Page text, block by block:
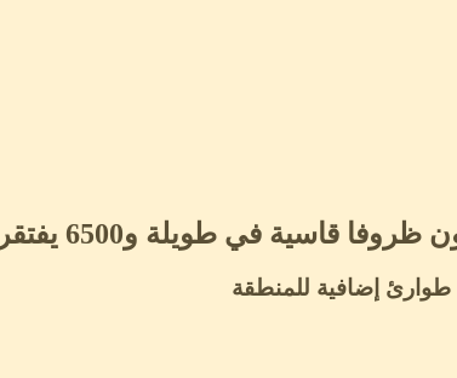
يفتقرون إلى المأوى الامدادات الاساسية
إضافية للمنطقة